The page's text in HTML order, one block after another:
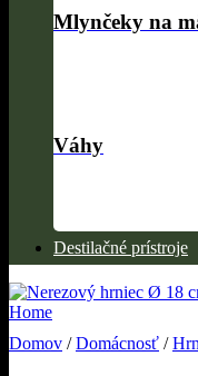
Mlynčeky na
Váhy
Destilačné prístroje
Domov / Domácnosť /